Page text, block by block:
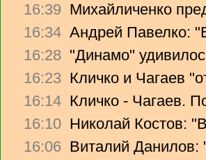
16:39 Михайличенко
16:34 Андрей Павелко:
16:28 "Динамо"
16:23 Кличко и Чагаев
16:14 Кличко - Чагаев.
16:10 Николай Костов:
16:06 Виталий Данилов: